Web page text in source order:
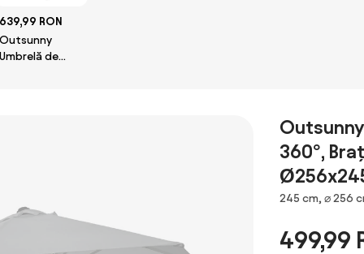
639,99 RON
Outsunny
Umbrelă de
360°,
Dimensiuni
245 cm, ⌀ 256
499,99